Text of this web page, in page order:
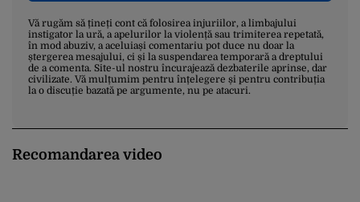
Vă rugăm să țineți cont că folosirea injuriilor, a limbajului
instigator la ură, a apelurilor la violență sau trimiterea repetată,
în mod abuziv, a aceluiași comentariu pot duce nu doar la
ștergerea mesajului, ci și la suspendarea temporară a dreptului
de a comenta. Site-ul nostru încurajează dezbaterile aprinse, dar
civilizate. Vă mulțumim pentru înțelegere și pentru contribuția
la o discuție bazată pe argumente, nu pe atacuri.
Recomandarea video